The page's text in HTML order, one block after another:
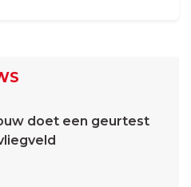
doet een geurtest